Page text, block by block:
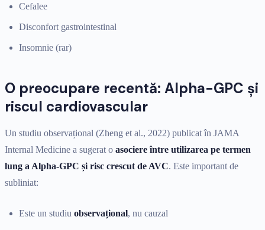
Cefalee
Disconfort gastrointestinal
Insomnie (rar)
O preocupare recentă: Alpha-GPC și
riscul cardiovascular
Un studiu observațional (Zheng et al., 2022) publicat în JAMA
Internal Medicine a sugerat o asociere între utilizarea pe termen
lung a Alpha-GPC și risc crescut de AVC. Este important de
subliniat:
Este un studiu observațional, nu cauzal